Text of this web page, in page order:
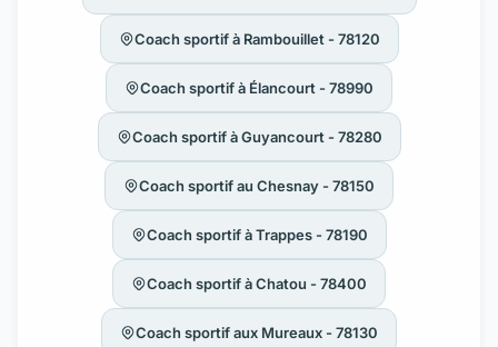
Coach sportif à Rambouillet - 78120
Coach sportif à Élancourt - 78990
Coach sportif à Guyancourt - 78280
Coach sportif au Chesnay - 78150
Coach sportif à Trappes - 78190
Coach sportif à Chatou - 78400
Coach sportif aux Mureaux - 78130